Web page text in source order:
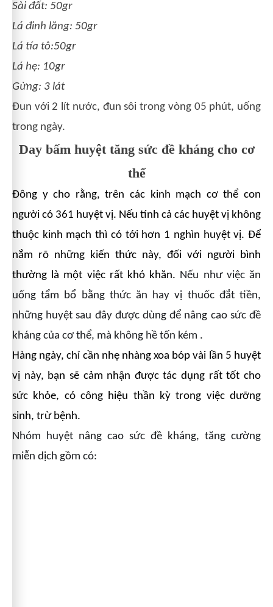
Sài đất: 50gr
Lá đinh lăng: 50gr
Lá tía tô:50gr
Lá hẹ: 10gr
Gừng: 3 lát
Đun với 2 lít nước, đun sôi trong vòng 05 phút, uống
trong ngày.
Day bấm huyệt tăng sức đề kháng cho cơ
thể
Đông y cho rằng, trên các kinh mạch cơ thể con
người có 361 huyệt vị. Nếu tính cả các huyệt vị không
thuộc kinh mạch thì có tới hơn 1 nghìn huyệt vị. Để
nắm rõ những kiến thức này, đối với người bình
thường là một việc rất khó khăn. Nếu như việc ăn
uống tẩm bổ bằng thức ăn hay vị thuốc đắt tiền,
những huyệt sau đây được dùng để nâng cao sức đề
kháng của cơ thể, mà không hề tốn kém .
Hàng ngày, chỉ cần nhẹ nhàng xoa bóp vài lần 5 huyệt
vị này, bạn sẽ cảm nhận được tác dụng rất tốt cho
sức khỏe, có công hiệu thần kỳ trong việc dưỡng
sinh, trừ bệnh.
Nhóm huyệt nâng cao sức đề kháng, tăng cường
miễn dịch gồm có: